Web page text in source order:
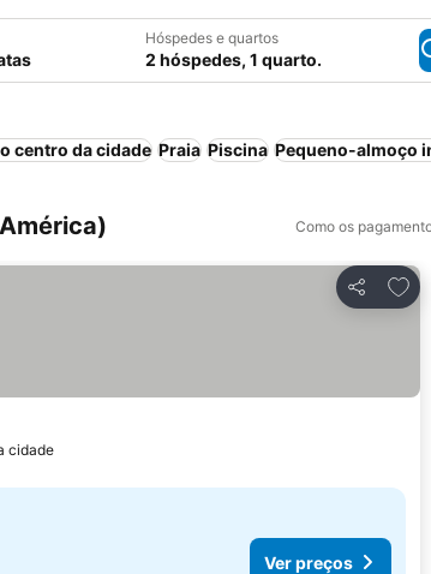
Hóspedes e quartos
2 hóspedes, 1 quarto.
centro da cidade Praia Piscina Pequeno-almoço
Como os
Partilhar
cidade
Ver preços